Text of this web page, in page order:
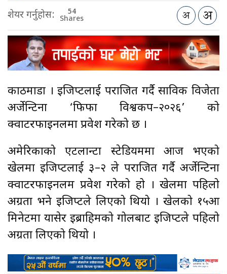
शेयर गर्नुहोस: 54
Shares
काठमाडौँ । इजिप्टलाई पराजित गर्दै साविक विजेता
अर्जेन्टिना ‘फिफा विश्वकप–२०२६’ को
क्वाटरफाइनलमा प्रवेश गरेको छ ।
अमेरिकाको एटलान्टा स्टेडियममा आज भएको
खेलमा इजिप्टलाई ३–२ ले पराजित गर्दै अर्जेन्टिना
क्वाटरफाइनलम प्रवेश गरेको हो । खेलमा पहिलो
अग्रता भने इजिप्टले लिएको थियो । खेलको १५औँ
मिनेटमा यासेर इब्राहिमको गोलबाट इजिप्टले पहिलो
अग्रता लिएको थियो ।